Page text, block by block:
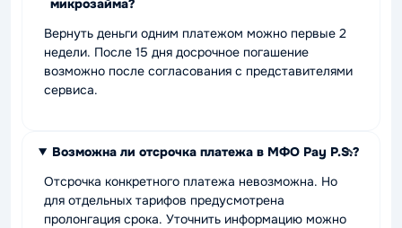
микрозайма?
Вернуть деньги одним платежом можно первые 2
недели. После 15 дня досрочное погашение
возможно после согласования с представителями
сервиса.
Возможна ли отсрочка платежа в МФО Pay P.S.?
Отсрочка конкретного платежа невозможна. Но
для отдельных тарифов предусмотрена
пролонгация срока. Уточнить информацию можно